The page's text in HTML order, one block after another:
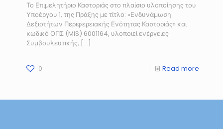
Το Επιμελητήριο Καστοριάς στο πλαίσιο υλοποίησης του
Υποέργου 1, της Πράξης με τίτλο: «Ενδυνάμωση
Δεξιοτήτων Περιφερειακής Ενότητας Καστοριάς» και
κωδικό ΟΠΣ (MIS) 6001164, υλοποιεί ενέργειες
Συμβουλευτικής, […]
0 Read more